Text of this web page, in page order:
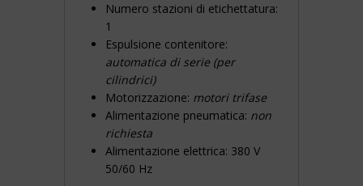
Numero stazioni di etichettatura:
1
Espulsione contenitore:
automatica di serie (per
cilindrici)
Motorizzazione: motori trifase
Alimentazione pneumatica: non
richiesta
Alimentazione elettrica: 380 V
50/60 Hz